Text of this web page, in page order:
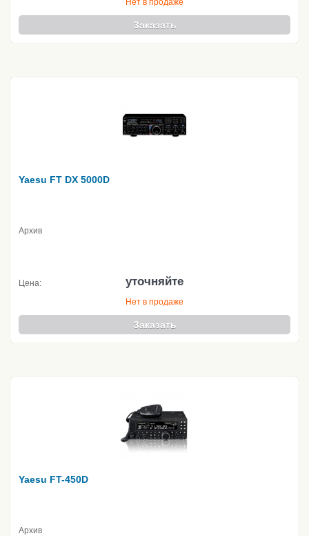
Нет в продаже
Заказать
Yaesu FT DX 5000D
Архив
Цена: уточняйте
Нет в продаже
Заказать
Yaesu FT-450D
Архив